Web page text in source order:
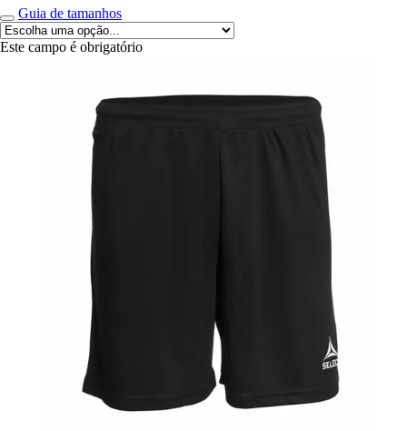
Guia de tamanhos
Este campo é obrigatório